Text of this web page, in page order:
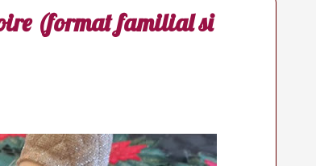
(format familial si